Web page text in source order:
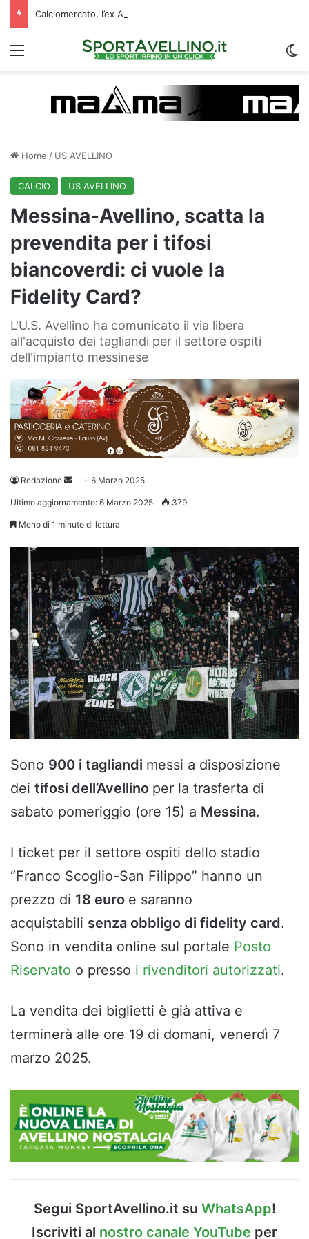
Menu
Home / US AVELLINO
CALCIO US AVELLINO
Messina-Avellino, scatta la
prevendita per i tifosi
biancoverdi: ci vuole la
Fidelity Card?
L'U.S. Avellino ha comunicato il via libera
all'acquisto dei tagliandi per il settore ospiti
dell'impianto messinese
Redazione
Invia 6 Marzo 2025
Ultimo aggiornamento: 6 Marzo 2025 379
Meno di 1 minuto di lettura
Sono 900 i tagliandi messi a disposizione
dei tifosi dell’Avellino per la trasferta di
sabato pomeriggio (ore 15) a Messina.
I ticket per il settore ospiti dello stadio
“Franco Scoglio-San Filippo” hanno un
prezzo di 18 euro e saranno
acquistabili senza obbligo di fidelity card.
Sono in vendita online sul portale Posto
Riservato o presso i rivenditori autorizzati.
La vendita dei biglietti è già attiva e
terminerà alle ore 19 di domani, venerdì 7
marzo 2025.
Segui SportAvellino.it su WhatsApp!
Iscriviti al nostro canale YouTube per